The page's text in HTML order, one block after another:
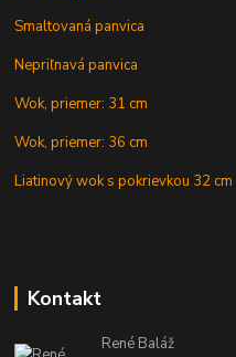
Smaltovaná panvica
Nepriľnavá panvica
Wok, priemer: 31 cm
Wok, priemer: 36 cm
Liatinový wok s pokrievkou 32 cm
Kontakt
René Baláž